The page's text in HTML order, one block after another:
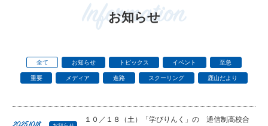
お知らせ
Information
全て お知らせ トピックス イベント 至急
重要 メディア 進路 スクーリング 鹿山だより
１０／１８（土）「学びりんく」の 通信制高校合